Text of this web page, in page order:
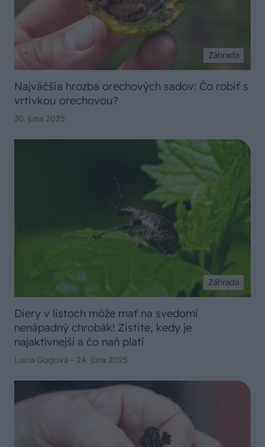
Záhrada
Najväčšia hrozba orechových sadov: Čo robiť s
vrtivkou orechovou?
30. júna 2025
Záhrada
Diery v listoch môže mať na svedomí
nenápadný chrobák! Zistite, kedy je
najaktívnejší a čo naň platí
Lucia Gogová - 24. júna 2025